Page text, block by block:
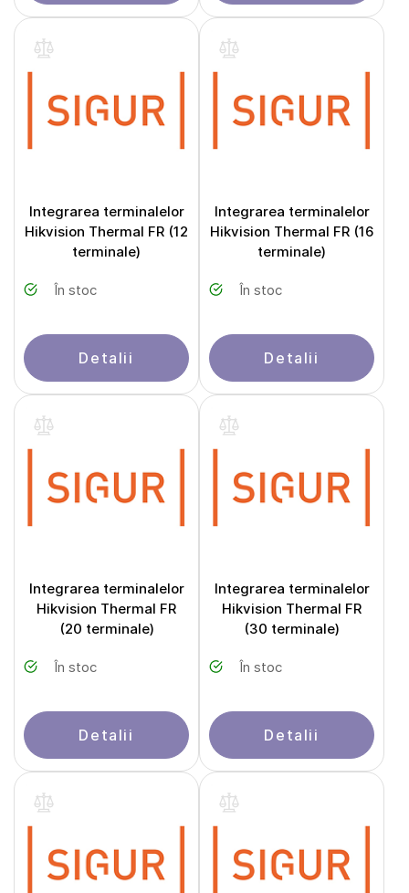
Integrarea terminalelor
Hikvision Thermal FR (12
terminale)
În stoc
Detalii
Integrarea terminalelor
Hikvision Thermal FR (16
terminale)
În stoc
Detalii
Integrarea terminalelor
Hikvision Thermal FR
(20 terminale)
În stoc
Detalii
Integrarea terminalelor
Hikvision Thermal FR
(30 terminale)
În stoc
Detalii